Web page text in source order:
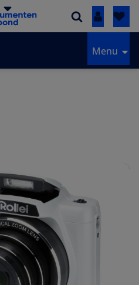
Inloggen
Menu